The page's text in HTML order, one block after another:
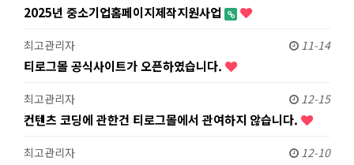
2025년 중소기업홈페이지제작지원사업
최고관리자 11-14
티로그몰 공식사이트가 오픈하였습니다.
최고관리자 12-15
컨텐츠 코딩에 관한건 티로그몰에서 관여하지 않습니다.
최고관리자 12-10